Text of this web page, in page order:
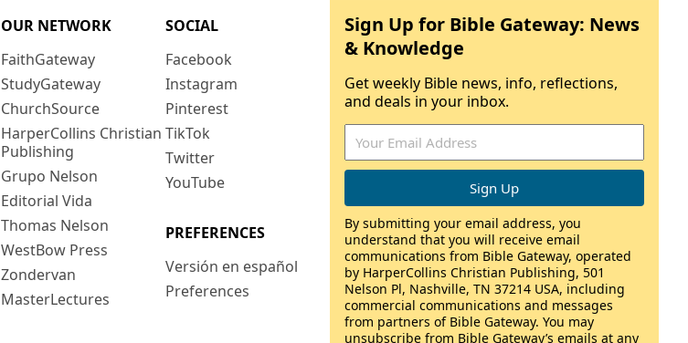
OUR NETWORK
FaithGateway
StudyGateway
ChurchSource
HarperCollins Christian
Publishing
Grupo Nelson
Editorial Vida
Thomas Nelson
WestBow Press
Zondervan
MasterLectures
SOCIAL
Facebook
Instagram
Pinterest
TikTok
Twitter
YouTube
PREFERENCES
Versión en español
Preferences
Sign Up for Bible Gateway: News
& Knowledge
Get weekly Bible news, info, reflections,
and deals in your inbox.
By submitting your email address, you
understand that you will receive email
communications from Bible Gateway, operated
by HarperCollins Christian Publishing, 501
Nelson Pl, Nashville, TN 37214 USA, including
commercial communications and messages
from partners of Bible Gateway. You may
unsubscribe from Bible Gateway’s emails at any